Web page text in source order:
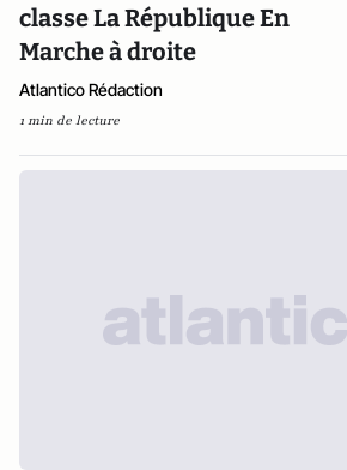
classe La République En
Marche à droite
Atlantico Rédaction
1 min de lecture